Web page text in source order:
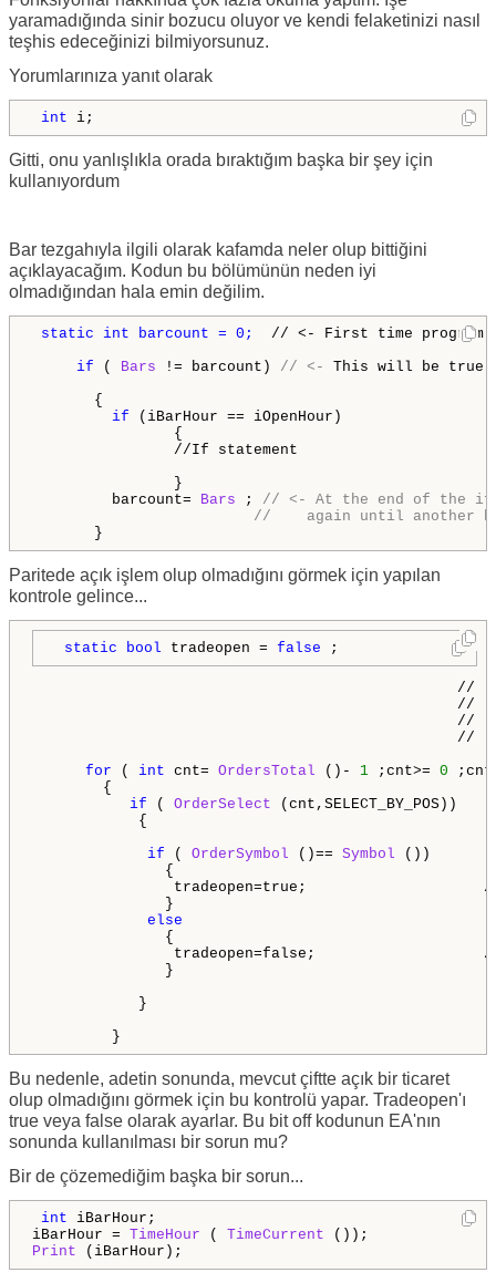
yaramadığında sinir bozucu oluyor ve kendi felaketinizi nasıl
teşhis edeceğinizi bilmiyorsunuz.
Yorumlarınıza yanıt olarak
int i;
Gitti, onu yanlışlıkla orada bıraktığım başka bir şey için
kullanıyordum
Bar tezgahıyla ilgili olarak kafamda neler olup bittiğini
açıklayacağım. Kodun bu bölümünün neden iyi
olmadığından hala emin değilim.
static int barcount = 0;
// <- First time program
if ( Bars != barcount) // <- This will be true
{
if (iBarHour == iOpenHour)
{
//If statement
}
barcount= Bars ; // <- At the end of the if
}
Paritede açık işlem olup olmadığını görmek için yapılan
kontrole gelince...
static bool tradeopen = false ;                //
//
//    a program is just a giant
//
//
for ( int cnt= OrdersTotal ()- 1 ;cnt>= 0
{
if ( OrderSelect
{
if ( OrderSymbol ()== Symbol ())
{
tradeopen=true;                    // If so
}
else
{
tradeopen=false;                   // If
}
}
}
Bu nedenle, adetin sonunda, mevcut çiftte açık bir ticaret
olup olmadığını görmek için bu kontrolü yapar. Tradeopen'ı
true veya false olarak ayarlar. Bu bit off kodunun EA'nın
sonunda kullanılması bir sorun mu?
Bir de çözemediğim başka bir sorun...
int iBarHour;
iBarHour = TimeHour ( TimeCurrent
Print (iBarHour);